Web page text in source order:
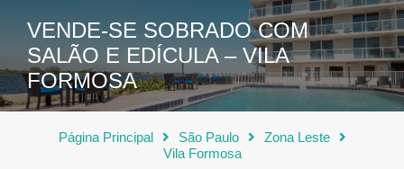
VENDE-SE SOBRADO COM
SALÃO E EDÍCULA – VILA
FORMOSA
Página Principal São Paulo
Zona Leste
Vila Formosa